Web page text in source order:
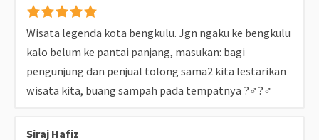
Wisata legenda kota bengkulu. Jgn ngaku ke bengkulu
kalo belum ke pantai panjang, masukan: bagi
pengunjung dan penjual tolong sama2 kita lestarikan
wisata kita, buang sampah pada tempatnya ?‍♂️?‍♂️
Siraj Hafiz